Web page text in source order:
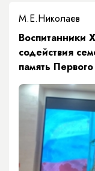
М.Е.Николаев
​Воспитанники
содействия
память